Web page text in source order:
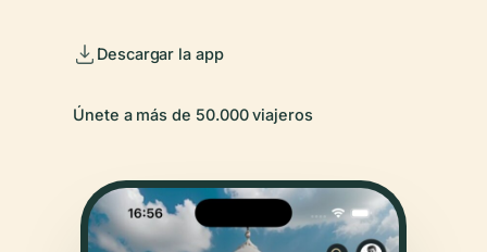
Descargar la app
Únete a más de 50.000 viajeros